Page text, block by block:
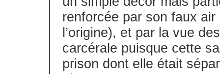
renforcée par son faux air
l’origine), et par la vue
carcérale puisque cette
prison dont elle était